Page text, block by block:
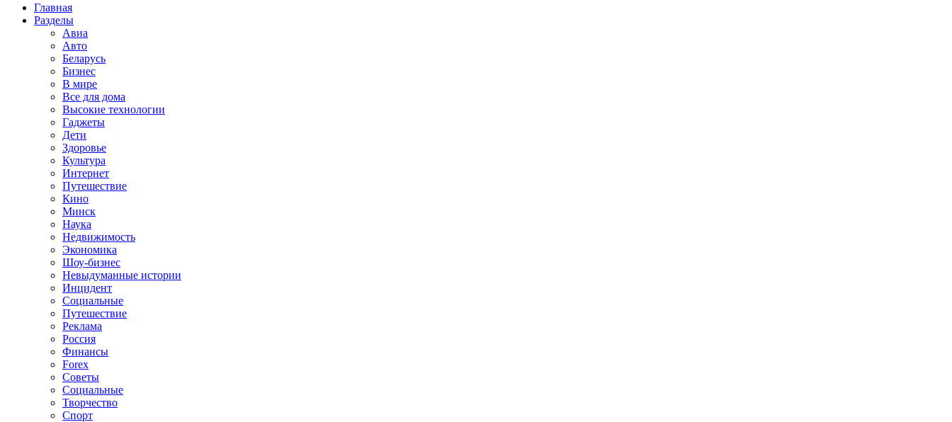
Главная
Разделы
Авиа
Авто
Беларусь
Бизнес
В мире
Все для дома
Высокие технологии
Гаджеты
Дети
Здоровье
Культура
Интернет
Путешествие
Кино
Минск
Наука
Недвижимость
Экономика
Шоу-бизнес
Невыдуманные истории
Инцидент
Социальные
Путешествие
Реклама
Россия
Финансы
Forex
Советы
Социальные
Творчество
Спорт